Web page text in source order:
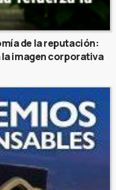
de la reputación:
imagen corporativa